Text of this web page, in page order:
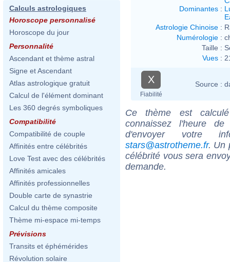
Calculs astrologiques
Horoscope personnalisé
Horoscope du jour
Personnalité
Ascendant et thème astral
Signe et Ascendant
Atlas astrologique gratuit
Calcul de l'élément dominant
Les 360 degrés symboliques
Compatibilité
Compatibilité de couple
Affinités entre célébrités
Love Test avec des célébrités
Affinités amicales
Affinités professionnelles
Double carte de synastrie
Calcul du thème composite
Thème mi-espace mi-temps
Prévisions
Transits et éphémérides
Révolution solaire
Dominantes :
Astrologie Chinoise :
Numérologie :
Taille :
Vues :
X
Fiabilité
Source :
Ce thème est
connaissez l'heure
d'envoyer votre
stars@astrotheme.fr. Un
célébrité vous sera
demande.